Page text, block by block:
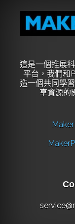
這是一個推展
平台，我們和
造一個共同學
享資源的